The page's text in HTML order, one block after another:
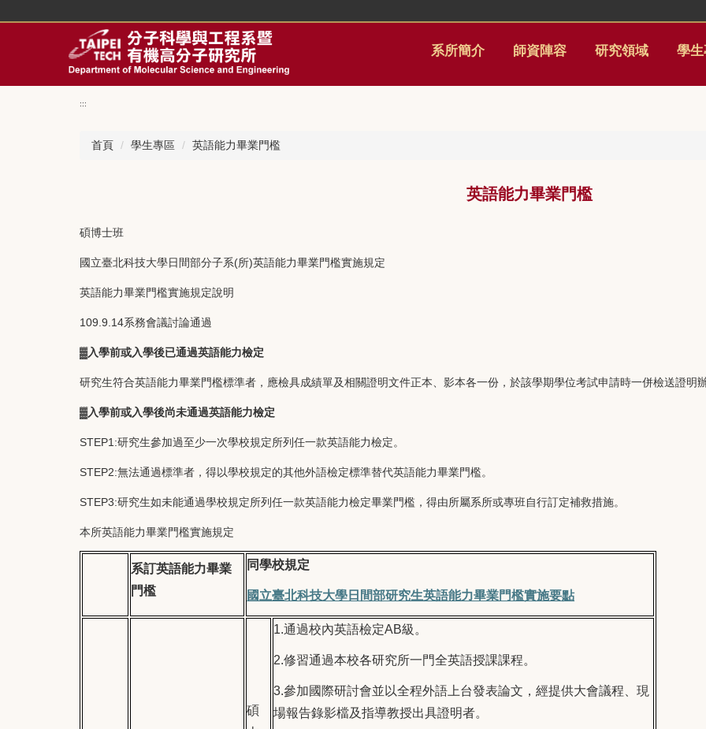
系所簡介 師資陣容 研究領域 學
:::
首頁 學生專區 英語能力畢業門檻
英語能力畢業門檻
碩博士班
國立臺北科技大學日間部分子系(所)英語能力畢業門檻實施規定
英語能力畢業門檻實施規定說明
109.9.14系務會議討論通過
▓入學前或入學後已通過英語能力檢定
研究生符合英語能力畢業門檻標準者，應檢具成績單及相關證明文件正本、影本各一份，於該學期學位考試申請時一併檢送證明辦
▓入學前或入學後尚未通過英語能力檢定
STEP1:研究生參加過至少一次學校規定所列任一款英語能力檢定。
STEP2:無法通過標準者，得以學校規定的其他外語檢定標準替代英語能力畢業門檻。
STEP3:研究生如未能通過學校規定所列任一款英語能力檢定畢業門檻，得由所屬系所或專班自行訂定補救措施。
本所英語能力畢業門檻實施規定
系訂英語能力畢業
門檻
同學校規定
國立臺北科技大學日間部研究生英語能力畢業門檻實施要點
碩
1.通過校內英語檢定AB級。
2.修習通過本校各研究所一門全英語授課課程。
3.參加國際研討會並以全程外語上台發表論文，經提供大會議程、現
場報告錄影檔及指導教授出具證明者。